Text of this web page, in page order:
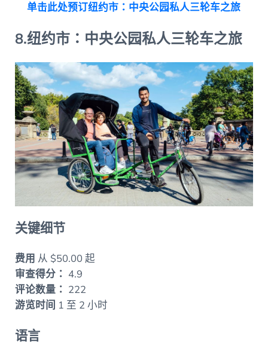
单击此处预订纽约市：中央公园私人三轮车之旅
8.纽约市：中央公园私人三轮车之旅
关键细节
费用 从 $50.00 起
审查得分： 4.9
评论数量： 222
游览时间 1 至 2 小时
语言